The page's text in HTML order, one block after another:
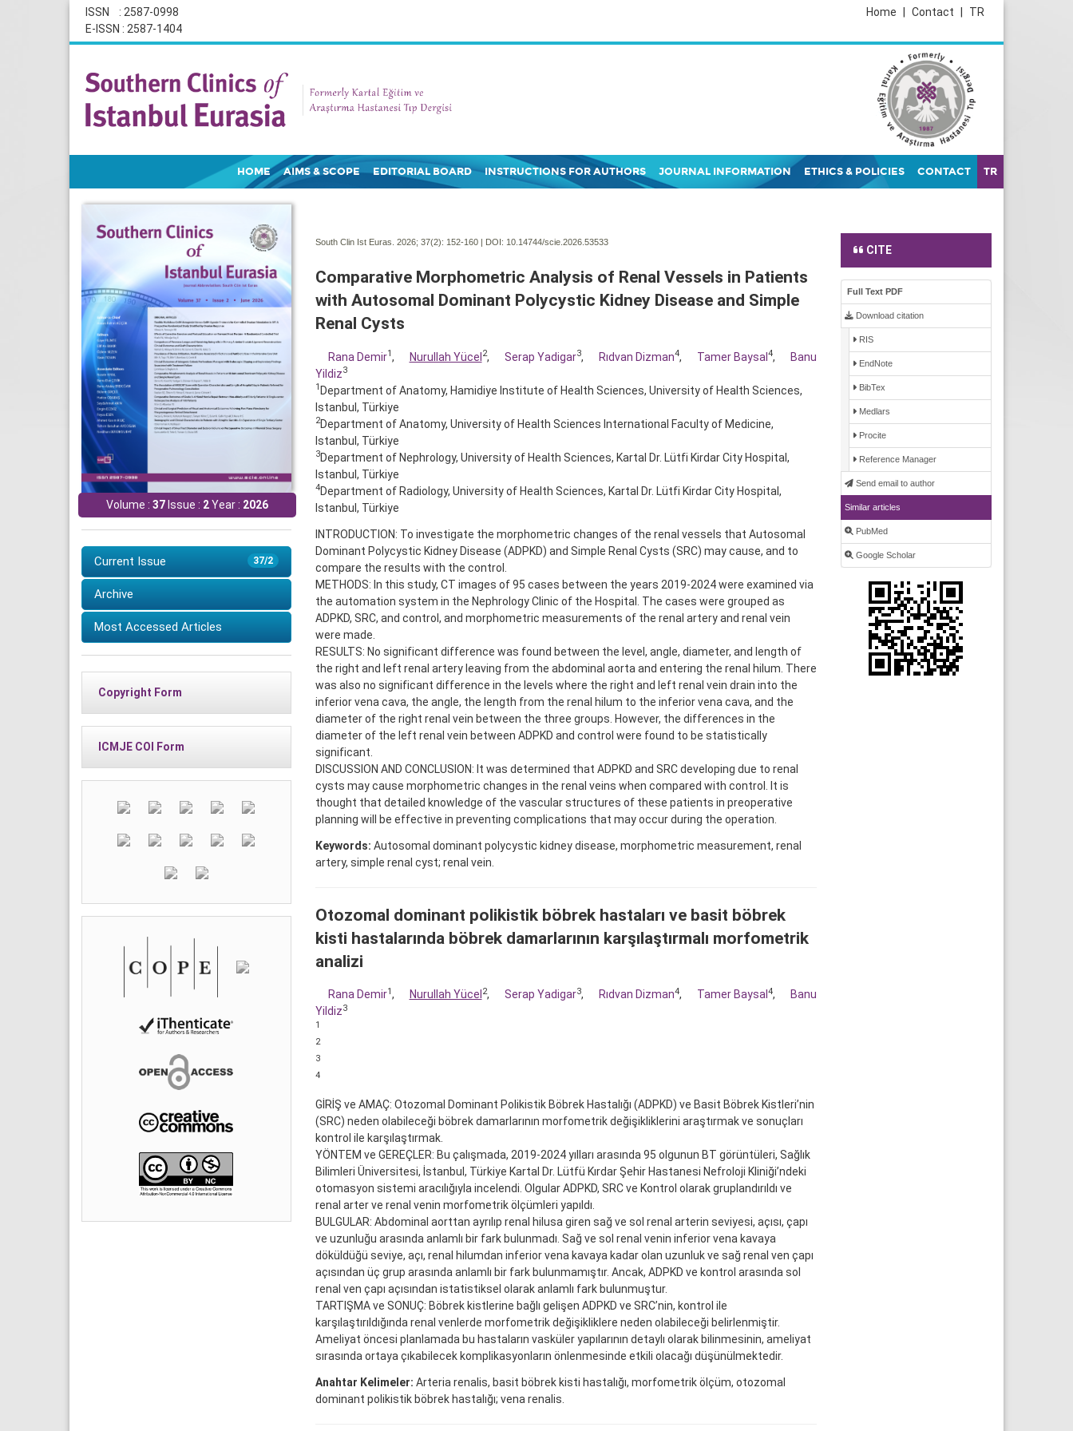
ISSN : 2587-0998
E-ISSN : 2587-1404
TR
Contact
Home
HOME AIMS & SCOPE EDITORIAL BOARD INSTRUCTIONS FOR AUTHORS JOURNAL INFORMATION ETHICS & POLICIES CONTACT TR
Volume : 37 Issue : 2Year : 2026
37/2
Current Issue
Archive
Most Accessed Articles
Copyright Form
ICMJE COI Form
South Clin Ist Euras. 2026; 37(2): 152-160 | DOI: 10.14744/scie.2026.53533
Comparative Morphometric Analysis of Renal Vessels in Patients
with Autosomal Dominant Polycystic Kidney Disease and Simple
Renal Cysts
Rana Demir1 , Nurullah Yücel 2, Serap Yadigar3, Rıdvan Dizman4, Tamer Baysal 4,
Banu
Yildiz3
1 Department of Anatomy, Hamidiye Institute of Health Sciences, University of Health Sciences,
Istanbul, Türkiye
2Department of Anatomy, University of Health Sciences International Faculty of Medicine,
Istanbul, Türkiye
3Department of Nephrology, University of Health Sciences, Kartal Dr. Lütfi Kirdar City Hospital,
Istanbul, Türkiye
4Department of Radiology, University of Health Sciences, Kartal Dr. Lütfi Kirdar City Hospital,
Istanbul, Türkiye
INTRODUCTION: To investigate the morphometric changes of the renal vessels that Autosomal
Dominant Polycystic Kidney Disease (ADPKD) and Simple Renal Cysts (SRC) may cause, and to
compare the results with the control.
METHODS: In this study, CT images of 95 cases between the years 2019-2024 were examined via
the automation system in the Nephrology Clinic of the Hospital. The cases were grouped as
ADPKD, SRC, and control, and morphometric measurements of the renal artery and renal vein
were made.
RESULTS: No significant difference was found between the level, angle, diameter, and length of
the right and left renal artery leaving from the abdominal aorta and entering the renal hilum. There
was also no significant difference in the levels where the right and left renal vein drain into the
inferior vena cava, the angle, the length from the renal hilum to the inferior vena cava, and the
diameter of the right renal vein between the three groups. However, the differences in the
diameter of the left renal vein between ADPKD and control were found to be statistically
significant.
DISCUSSION AND CONCLUSION: It was determined that ADPKD and SRC developing due to renal
cysts may cause morphometric changes in the renal veins when compared with control. It is
thought that detailed knowledge of the vascular structures of these patients in preoperative
planning will be effective in preventing complications that may occur during the operation.
Keywords: Autosomal dominant polycystic kidney disease, morphometric measurement, renal
artery, simple renal cyst; renal vein.
Otozomal dominant polikistik böbrek hastaları ve basit böbrek
kisti hastalarında böbrek damarlarının karşılaştırmalı morfometrik
analizi
Rana Demir1, Nurullah Yücel 2, Serap Yadigar3, Rıdvan Dizman4, Tamer Baysal 4,
Banu
Yildiz3
1
2
3
4
GİRİŞ ve AMAÇ: Otozomal Dominant Polikistik Böbrek Hastalığı (ADPKD) ve Basit Böbrek Kistleri’nin
(SRC) neden olabileceği böbrek damarlarının morfometrik değişikliklerini araştırmak ve sonuçları
kontrol ile karşılaştırmak.
YÖNTEM ve GEREÇLER: Bu çalışmada, 2019-2024 yılları arasında 95 olgunun BT görüntüleri, Sağlık
Bilimleri Üniversitesi, İstanbul, Türkiye Kartal Dr. Lütfü Kırdar Şehir Hastanesi Nefroloji Kliniği’ndeki
otomasyon sistemi aracılığıyla incelendi. Olgular ADPKD, SRC ve Kontrol olarak gruplandırıldı ve
renal arter ve renal venin morfometrik ölçümleri yapıldı.
BULGULAR: Abdominal aorttan ayrılıp renal hilusa giren sağ ve sol renal arterin seviyesi, açısı, çapı
ve uzunluğu arasında anlamlı bir fark bulunmadı. Sağ ve sol renal venin inferior vena kavaya
döküldüğü seviye, açı, renal hilumdan inferior vena kavaya kadar olan uzunluk ve sağ renal ven çapı
açısından üç grup arasında anlamlı bir fark bulunmamıştır. Ancak, ADPKD ve kontrol arasında sol
renal ven çapı açısından istatistiksel olarak anlamlı fark bulunmuştur.
TARTIŞMA ve SONUÇ: Böbrek kistlerine bağlı gelişen ADPKD ve SRC’nin, kontrol ile
karşılaştırıldığında renal venlerde morfometrik değişikliklere neden olabileceği belirlenmiştir.
Ameliyat öncesi planlamada bu hastaların vasküler yapılarının detaylı olarak bilinmesinin, ameliyat
sırasında ortaya çıkabilecek komplikasyonların önlenmesinde etkili olacağı düşünülmektedir.
Anahtar Kelimeler: Arteria renalis, basit böbrek kisti hastalığı, morfometrik ölçüm, otozomal
dominant polikistik böbrek hastalığı; vena renalis.
CITE
Full Text PDF
Download citation
RIS
EndNote
BibTex
Medlars
Procite
Reference Manager
Send email to author
Similar articles
PubMed
Google Scholar